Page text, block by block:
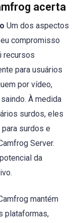
acerta
Um dos aspectos
compromisso
recursos
para usuários
por vídeo,
À medida
surdos, eles
surdos e
Server.
da
mantém
plataformas,